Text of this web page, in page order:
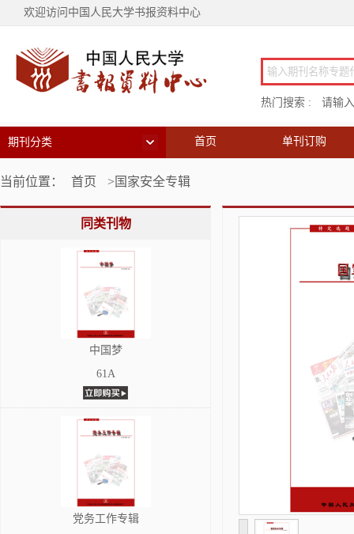
欢迎访问中国人民大学书报资料中心
热门搜索 : 请输
期刊分类 首页 单刊订购
当前位置： 首页 >国家安全专辑
同类刊物
中国梦
61A
党务工作专辑